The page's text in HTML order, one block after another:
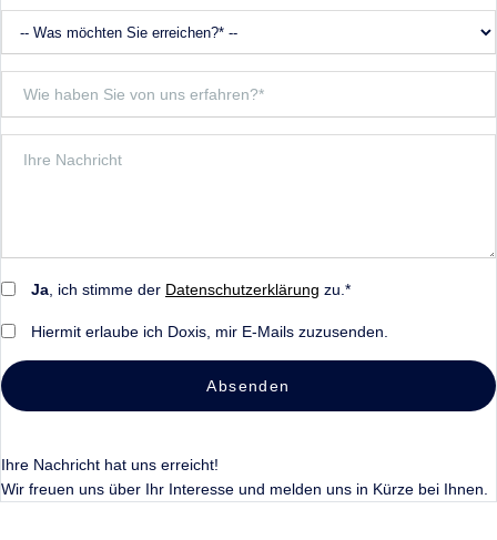
Ja , ich stimme der Datenschutzerklärung zu.*
Hiermit erlaube ich Doxis, mir E-Mails zuzusenden.
Absenden
Ihre Nachricht hat uns erreicht!
Wir freuen uns über Ihr Interesse und melden uns in Kürze bei Ihnen.